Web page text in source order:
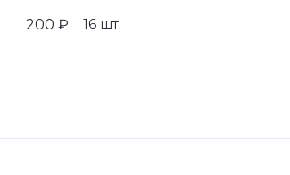
200 ₽ 16 шт.